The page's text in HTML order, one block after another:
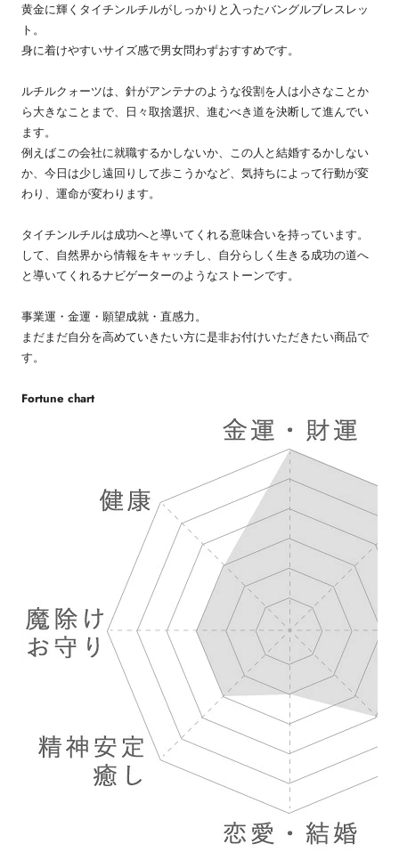
黄金に輝くタイチンルチルがしっかりと入ったバングルブレスレッ
ト。
身に着けやすいサイズ感で男女問わずおすすめです。
ルチルクォーツは、針がアンテナのような役割を人は小さなことか
ら大きなことまで、日々取捨選択、進むべき道を決断して進んでい
ます。
例えばこの会社に就職するかしないか、この人と結婚するかしない
か、今日は少し遠回りして歩こうかなど、気持ちによって行動が変
わり、運命が変わります。
タイチンルチルは成功へと導いてくれる意味合いを持っています。
して、自然界から情報をキャッチし、自分らしく生きる成功の道へ
と導いてくれるナビゲーターのようなストーンです。
事業運・金運・願望成就・直感力。
まだまだ自分を高めていきたい方に是非お付けいただきたい商品で
す。
Fortune chart